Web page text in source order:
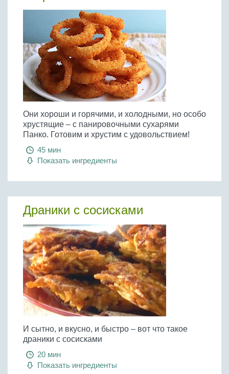
Они хороши и горячими, и холодными, но особо
хрустящие – с панировочными сухарями
Панко. Готовим и хрустим с удовольствием!
45 мин
Показать ингредиенты
Драники с сосисками
И сытно, и вкусно, и быстро – вот что такое
драники с сосисками
20 мин
Показать ингредиенты